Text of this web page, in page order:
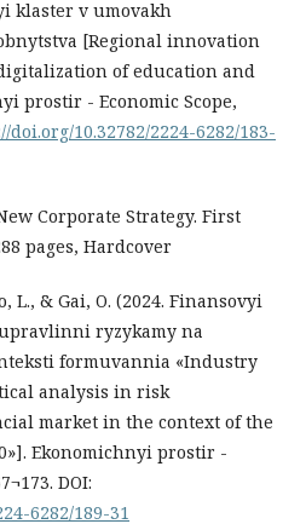
klaster v umovakh
[Regional innovation
of education and
prostir - Economic Scope,
doi.org/10.32782/2224-6282/183-
Corporate Strategy. First
pages, Hardcover
L., & Gai, O. (2024. Finansovyi
ryzykamy na
formuvannia «Industry
analysis in risk
market in the context of the
Ekonomichnyi prostir -
DOI:
6282/189-31